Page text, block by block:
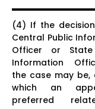
(4) If the
Central Public
Officer or State
Information
the case may be,
which an
preferred